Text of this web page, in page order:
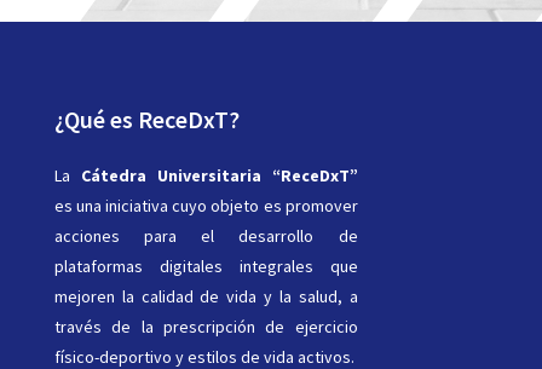
¿Qué es ReceDxT?
La Cátedra Universitaria “ReceDxT”
es una iniciativa cuyo objeto es promover
acciones para el desarrollo de
plataformas digitales integrales que
mejoren la calidad de vida y la salud, a
través de la prescripción de ejercicio
físico-deportivo y estilos de vida activos.